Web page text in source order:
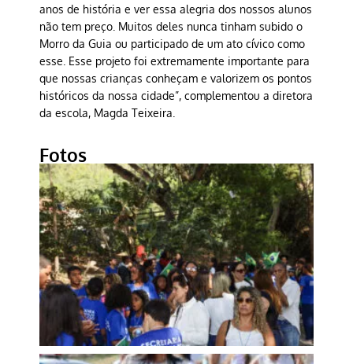
anos de história e ver essa alegria dos nossos alunos
não tem preço. Muitos deles nunca tinham subido o
Morro da Guia ou participado de um ato cívico como
esse. Esse projeto foi extremamente importante para
que nossas crianças conheçam e valorizem os pontos
históricos da nossa cidade”, complementou a diretora
da escola, Magda Teixeira.
Fotos